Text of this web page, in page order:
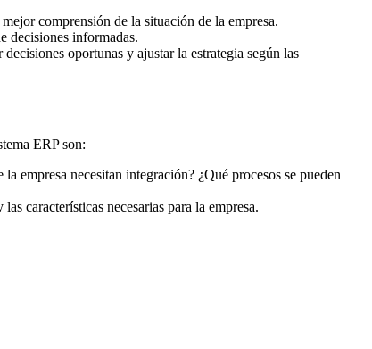
comprensión de la situación de la empresa.
decisiones informadas.
oportunas y ajustar la estrategia según las
ERP son:
empresa necesitan integración? ¿Qué procesos se pueden
características necesarias para la empresa.